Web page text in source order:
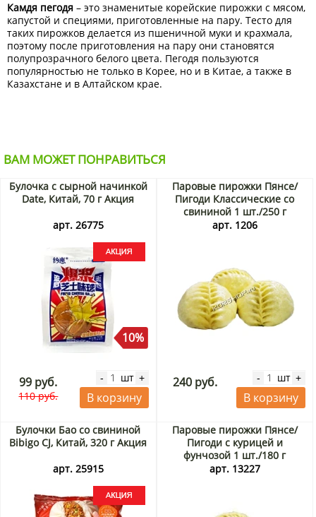
Камдя пегодя – это знаменитые корейские пирожки с мясом,
капустой и специями, приготовленные на пару. Тесто для
таких пирожков делается из пшеничной муки и крахмала,
поэтому после приготовления на пару они становятся
полупрозрачного белого цвета. Пегодя пользуются
популярностью не только в Корее, но и в Китае, а также в
Казахстане и в Алтайском крае.
ВАМ МОЖЕТ ПОНРАВИТЬСЯ
Булочка с сырной начинкой
Date, Китай, 70 г Акция
арт. 26775
10%
99 руб.
110 руб.
- шт +
В корзину
Паровые пирожки Пянсе/
Пигоди Классические со
свининой 1 шт./250 г
арт. 1206
240 руб. - шт +
В корзину
Булочки Бао со свининой
Bibigo CJ, Китай, 320 г Акция
арт. 25915
Паровые пирожки Пянсе/
Пигоди с курицей и
фунчозой 1 шт./180 г
арт. 13227